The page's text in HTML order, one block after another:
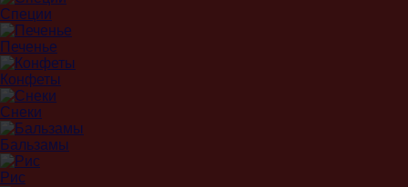
Специи
Печенье
Конфеты
Снеки
Бальзамы
Рис